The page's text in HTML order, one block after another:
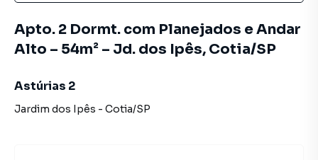
Apto. 2 Dormt. com Planejados e Andar
Alto – 54m² – Jd. dos Ipês, Cotia/SP
Astúrias 2
Jardim dos Ipês - Cotia/SP